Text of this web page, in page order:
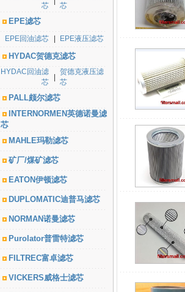
芯
芯
EPE滤芯
EPE回油滤芯 EPE液压滤芯
HYDAC贺德克滤芯
HYDAC回油滤
芯
贺德克液压滤
芯
PALL颇尔滤芯
INTERNORMEN英德诺曼滤
芯
MAHLE玛勒滤芯
矿厂/煤矿滤芯
EATON伊顿滤芯
DUPLOMATIC迪普马滤芯
NORMAN诺曼滤芯
Purolator普雷特滤芯
FILTREC富卓滤芯
VICKERS威格士滤芯